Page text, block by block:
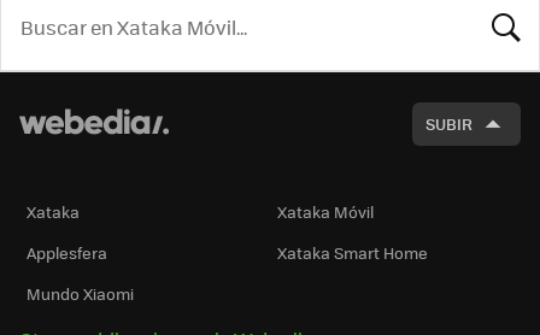
SUBIR
Xataka
Xataka Móvil
Applesfera
Xataka Smart Home
Mundo Xiaomi